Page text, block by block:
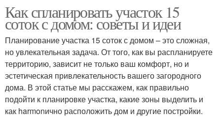
Как спланировать участок 15
соток с домом: советы и идеи
Планирование участка 15 соток с домом – это сложная,
но увлекательная задача. От того, как вы распланируете
территорию, зависит не только ваш комфорт, но и
эстетическая привлекательность вашего загородного
дома. В этой статье мы расскажем, как правильно
подойти к планировке участка, какие зоны выделить и
как harmonично расположить дом и другие постройки.